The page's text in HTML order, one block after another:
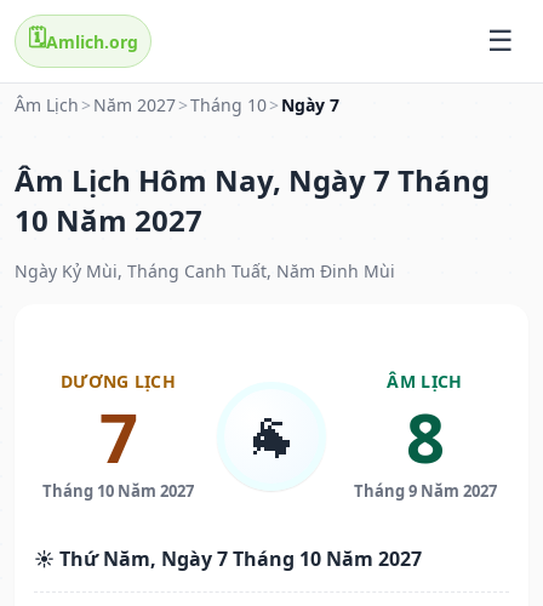
🗓️Amlich.org
Âm Lịch > Năm 2027>Tháng 10> Ngày 7
Âm Lịch Hôm Nay, Ngày 7 Tháng
10 Năm 2027
Ngày Kỷ Mùi, Tháng Canh Tuất, Năm Đinh Mùi
DƯƠNG LỊCH
7
Tháng 10 Năm 2027
🐐
ÂM LỊCH
8
Tháng 9 Năm 2027
☀️ Thứ Năm, Ngày 7 Tháng 10 Năm 2027